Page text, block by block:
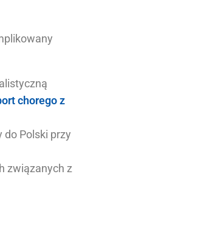
chorego z
do Polski przy
związanych z